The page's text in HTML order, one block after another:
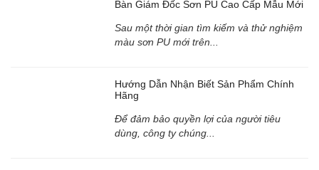
Bàn Giám Đốc Sơn PU Cao Cấp Mẫu Mới
Sau một thời gian tìm kiếm và thử nghiệm
màu sơn PU mới trên...
Hướng Dẫn Nhận Biết Sản Phẩm Chính
Hãng
Để đảm bảo quyền lợi của người tiêu
dùng, công ty chúng...